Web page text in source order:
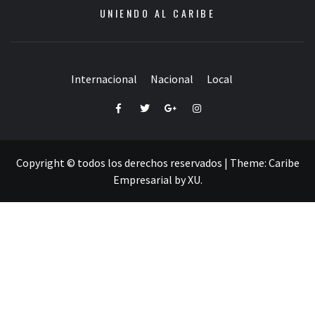
UNIENDO AL CARIBE
Internacional Nacional Local
FacebookTwitterGoogle+Instagram
Copyright © todos los derechos reservados | Theme: Caribe
Empresarial byXU.